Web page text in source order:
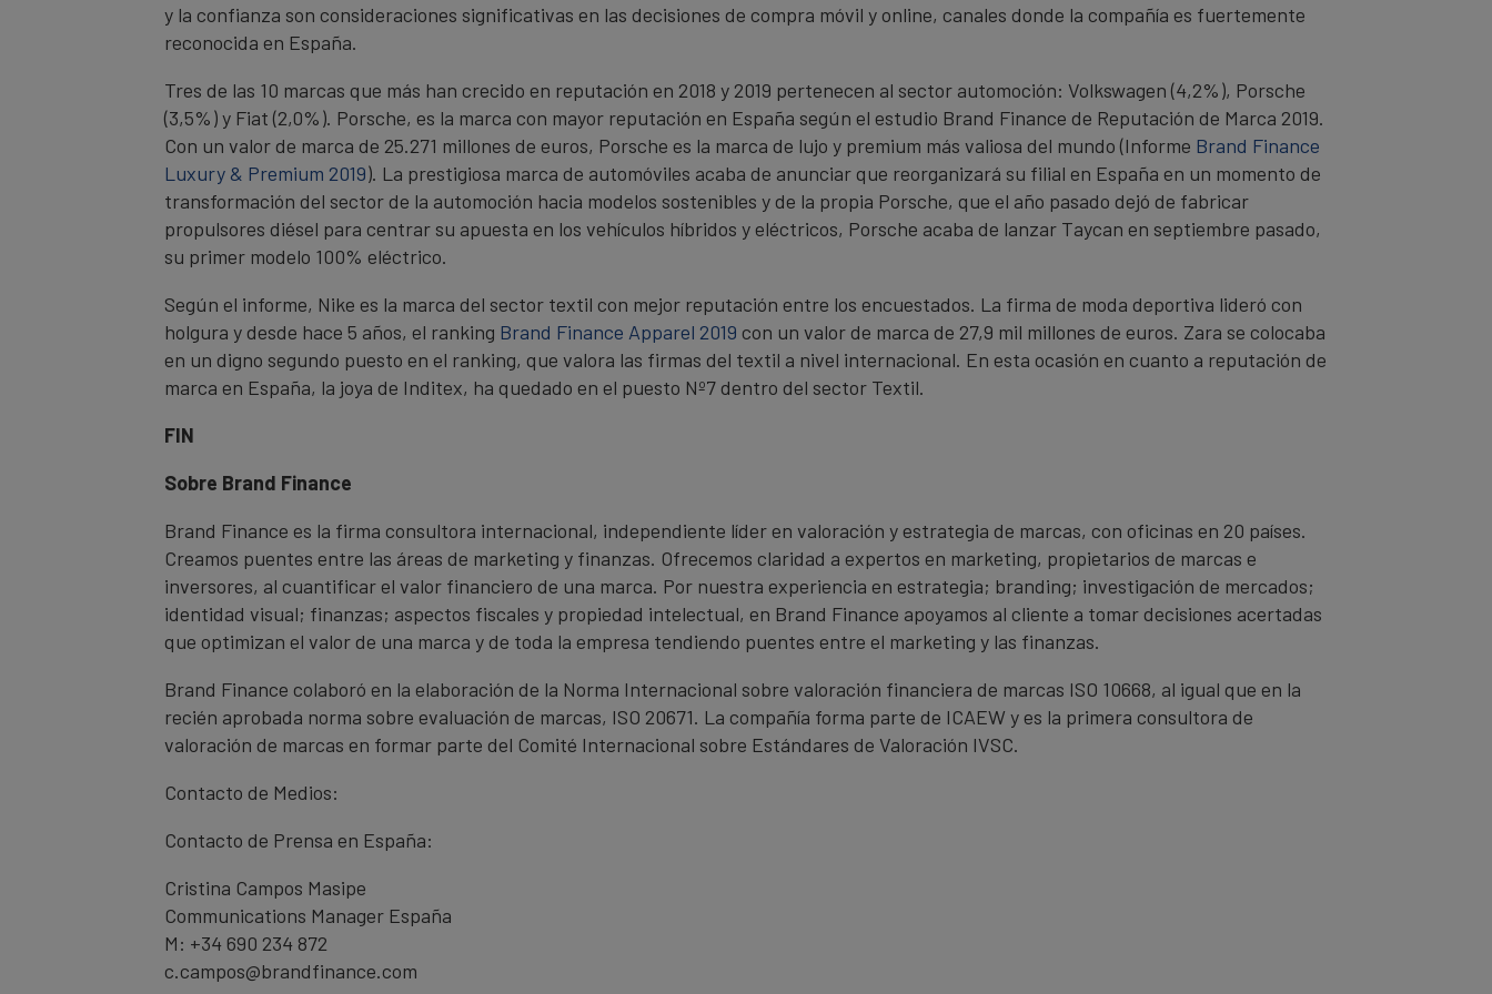
y la confianza son consideraciones significativas en las decisiones de compra móvil y online, canales donde la compañía es fuertemente
reconocida en España.
Tres de las 10 marcas que más han crecido en reputación en 2018 y 2019 pertenecen al sector automoción: Volkswagen (4,2%), Porsche
(3,5%) y Fiat (2,0%). Porsche, es la marca con mayor reputación en España según el estudio Brand Finance de Reputación de Marca 2019.
Con un valor de marca de 25.271 millones de euros, Porsche es la marca de lujo y premium más valiosa del mundo (Informe Brand Finance
Luxury & Premium 2019). La prestigiosa marca de automóviles acaba de anunciar que reorganizará su filial en España en un momento de
transformación del sector de la automoción hacia modelos sostenibles y de la propia Porsche, que el año pasado dejó de fabricar
propulsores diésel para centrar su apuesta en los vehículos híbridos y eléctricos, Porsche acaba de lanzar Taycan en septiembre pasado,
su primer modelo 100% eléctrico.
Según el informe, Nike es la marca del sector textil con mejor reputación entre los encuestados. La firma de moda deportiva lideró con
holgura y desde hace 5 años, el ranking Brand Finance Apparel 2019 con un valor de marca de 27,9 mil millones de euros. Zara se colocaba
en un digno segundo puesto en el ranking, que valora las firmas del textil a nivel internacional. En esta ocasión en cuanto a reputación de
marca en España, la joya de Inditex, ha quedado en el puesto Nº7 dentro del sector Textil.
FIN
Sobre Brand Finance
Brand Finance es la firma consultora internacional, independiente líder en valoración y estrategia de marcas, con oficinas en 20 países.
Creamos puentes entre las áreas de marketing y finanzas. Ofrecemos claridad a expertos en marketing, propietarios de marcas e
inversores, al cuantificar el valor financiero de una marca. Por nuestra experiencia en estrategia; branding; investigación de mercados;
identidad visual; finanzas; aspectos fiscales y propiedad intelectual, en Brand Finance apoyamos al cliente a tomar decisiones acertadas
que optimizan el valor de una marca y de toda la empresa tendiendo puentes entre el marketing y las finanzas.
Brand Finance colaboró en la elaboración de la Norma Internacional sobre valoración financiera de marcas ISO 10668, al igual que en la
recién aprobada norma sobre evaluación de marcas, ISO 20671. La compañía forma parte de ICAEW y es la primera consultora de
valoración de marcas en formar parte del Comité Internacional sobre Estándares de Valoración IVSC.
Contacto de Medios:
Contacto de Prensa en España:
Cristina Campos Masipe
Communications Manager España
M: +34 690 234 872
c.campos@brandfinance.com